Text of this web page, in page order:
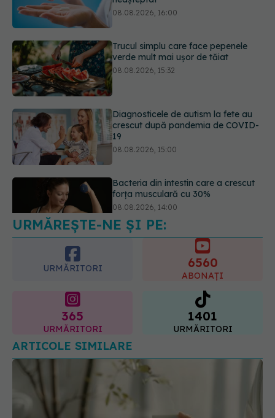
08.08.2026, 15:32
Diagnosticele de autism la fete au
crescut după pandemia de COVID-
19
Bacteria din intestin care a crescut
forța musculară cu 30%
Trucul genial cu ceai negru pentru
păr. Tot mai multe femei îl adoră
08.08.2026, 17:00
URMĂREȘTE-NE ȘI PE:
URMĂRITORI
365 1401
ARTICOLE SIMILARE